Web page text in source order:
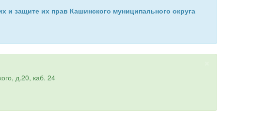
и защите их прав Кашинского муниципального округа
д.20, каб. 24